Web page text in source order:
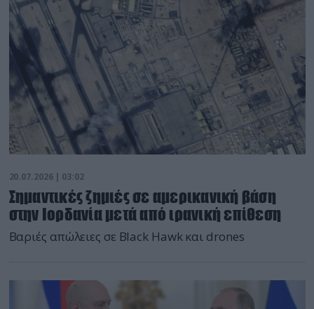
20.07.2026 | 03:02
Σημαντικές ζημιές σε αμερικανική βάση
στην Ιορδανία μετά από ιρανική επίθεση
Βαριές απώλειες σε Black Hawk και drones